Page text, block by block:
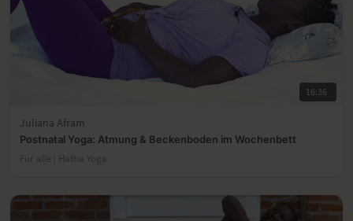
16:36
Juliana Afram
Postnatal Yoga: Atmung & Beckenboden im Wochenbett
Für alle | Hatha Yoga